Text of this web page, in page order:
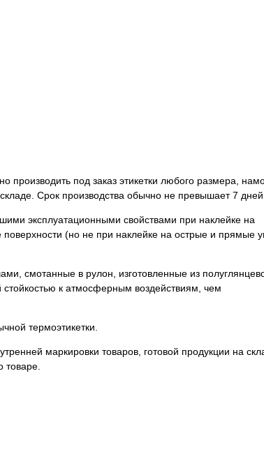
под заказ этикетки любого размера,
Срок производства обычно не превышает 7 дней.
эксплуатационными свойствами при наклейке на
(но не при наклейке на острые и прямые
смотанные в рулон, изготовленные из
к атмосферным воздействиям, чем
термоэтикетки.
маркировки товаров, готовой продукции на
товаре.